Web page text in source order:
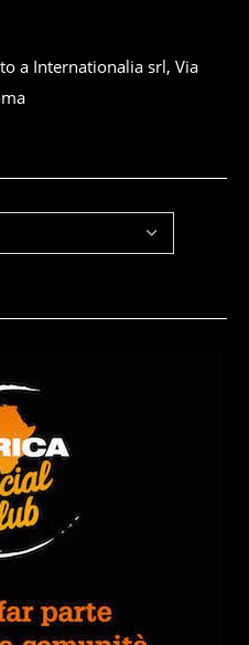
a Internationalia srl, Via